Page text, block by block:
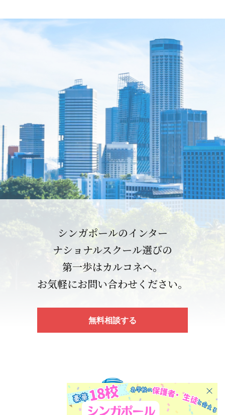
シンガポールのインター
ナショナルスクール選びの
第一歩はカルコネへ。
お気軽にお問い合わせください。
無料相談する